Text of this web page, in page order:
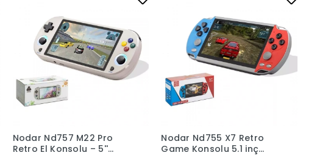
Nodar Nd757 M22 Pro
Retro El Konsolu – 5''
Nodar Nd755 X7 Retro
Game Konsolu 5.1 inç